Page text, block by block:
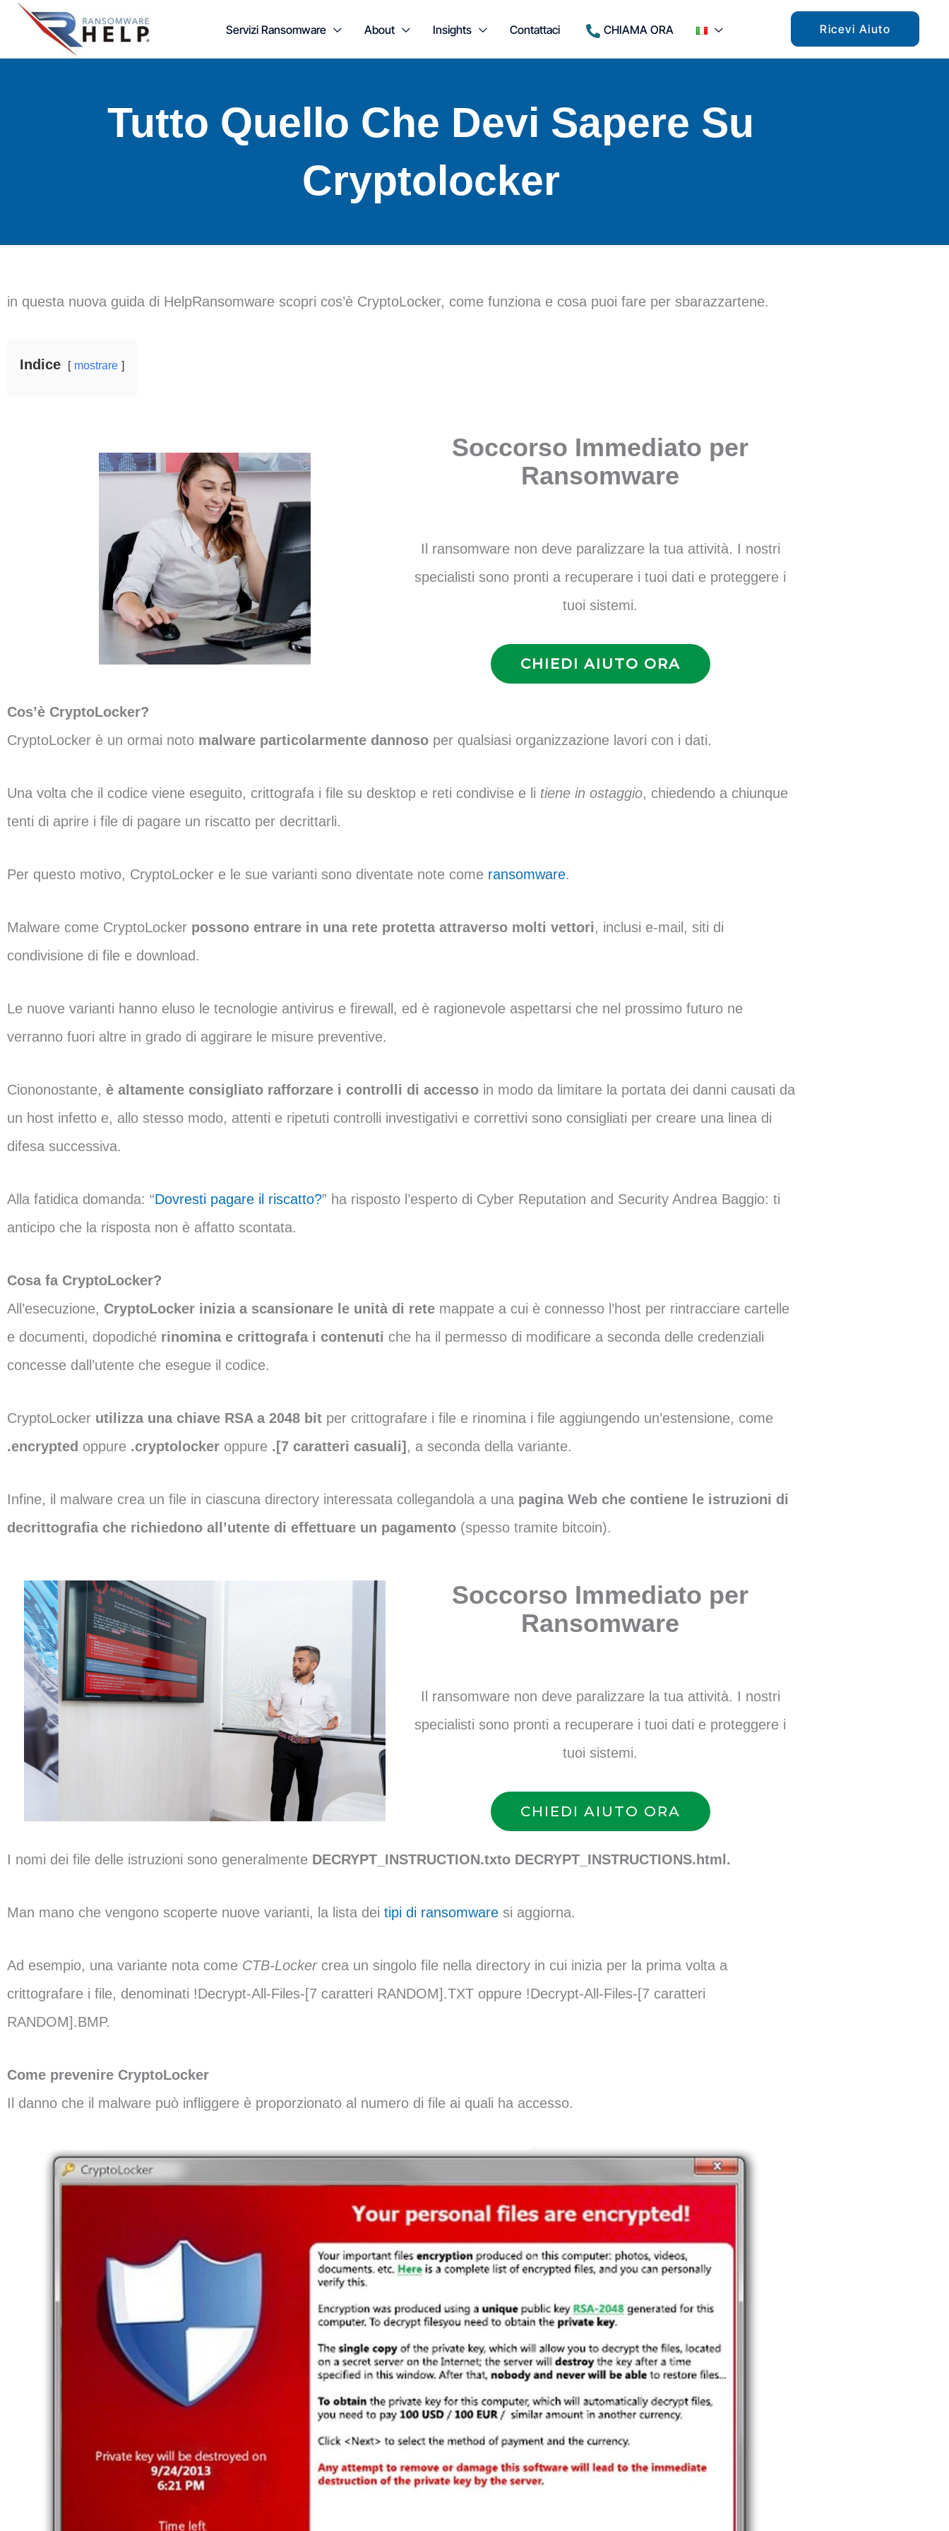
Servizi Ransomware About Insights Contattaci CHIAMA ORA Ricevi Aiuto
Tutto Quello Che Devi Sapere Su
Cryptolocker
in questa nuova guida di HelpRansomware scopri cos’è CryptoLocker, come funziona e cosa puoi fare per sbarazzartene.
Indice mostrare
Soccorso Immediato per
Ransomware
Il ransomware non deve paralizzare la tua attività. I nostri
specialisti sono pronti a recuperare i tuoi dati e proteggere i
tuoi sistemi.
CHIEDI AIUTO ORA
Cos’è CryptoLocker?
CryptoLocker è un ormai noto malware particolarmente dannoso per qualsiasi organizzazione lavori con i dati.
Una volta che il codice viene eseguito, crittografa i file su desktop e reti condivise e li tiene in ostaggio, chiedendo a chiunque
tenti di aprire i file di pagare un riscatto per decrittarli.
Per questo motivo, CryptoLocker e le sue varianti sono diventate note come ransomware.
Malware come CryptoLocker possono entrare in una rete protetta attraverso molti vettori, inclusi e-mail, siti di
condivisione di file e download.
Le nuove varianti hanno eluso le tecnologie antivirus e firewall, ed è ragionevole aspettarsi che nel prossimo futuro ne
verranno fuori altre in grado di aggirare le misure preventive.
Ciononostante, è altamente consigliato rafforzare i controlli di accesso in modo da limitare la portata dei danni causati da
un host infetto e, allo stesso modo, attenti e ripetuti controlli investigativi e correttivi sono consigliati per creare una linea di
difesa successiva.
Alla fatidica domanda: “Dovresti pagare il riscatto?” ha risposto l’esperto di Cyber Reputation and Security Andrea Baggio: ti
anticipo che la risposta non è affatto scontata.
Cosa fa CryptoLocker?
All’esecuzione, CryptoLocker inizia a scansionare le unità di rete mappate a cui è connesso l’host per rintracciare cartelle
e documenti, dopodiché rinomina e crittografa i contenuti che ha il permesso di modificare a seconda delle credenziali
concesse dall’utente che esegue il codice.
CryptoLocker utilizza una chiave RSA a 2048 bit per crittografare i file e rinomina i file aggiungendo un’estensione, come
.encrypted oppure .cryptolocker oppure .[7 caratteri casuali] , a seconda della variante.
Infine, il malware crea un file in ciascuna directory interessata collegandola a una pagina Web che contiene le istruzioni di
decrittografia che richiedono all’utente di effettuare un pagamento (spesso tramite bitcoin).
Soccorso Immediato per
Ransomware
Il ransomware non deve paralizzare la tua attività. I nostri
specialisti sono pronti a recuperare i tuoi dati e proteggere i
tuoi sistemi.
CHIEDI AIUTO ORA
I nomi dei file delle istruzioni sono generalmente DECRYPT_INSTRUCTION.txto DECRYPT_INSTRUCTIONS.html.
Man mano che vengono scoperte nuove varianti, la lista dei tipi di ransomware si aggiorna.
Ad esempio, una variante nota come CTB-Lockercrea un singolo file nella directory in cui inizia per la prima volta a
crittografare i file, denominati !Decrypt-All-Files-[7 caratteri RANDOM].TXT oppure !Decrypt-All-Files-[7 caratteri
RANDOM].BMP.
Come prevenire CryptoLocker
Il danno che il malware può infliggere è proporzionato al numero di file ai quali ha accesso.